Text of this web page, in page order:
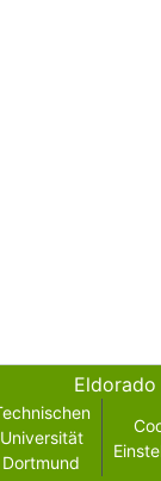
Universität
Dortmund